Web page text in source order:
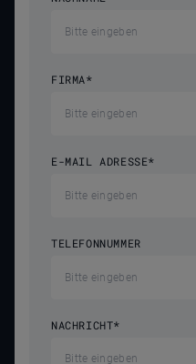
FIRMA*
E-MAIL ADRESSE*
TELEFONNUMMER
NACHRICHT*